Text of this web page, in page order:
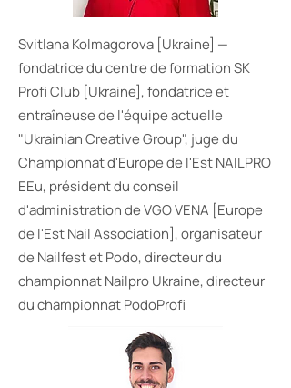
Svitlana Kolmagorova [Ukraine] —
fondatrice du centre de formation SK
Profi Club [Ukraine], fondatrice et
entraîneuse de l'équipe actuelle
"Ukrainian Creative Group", juge du
Championnat d'Europe de l'Est NAILPRO
EEu, président du conseil
d'administration de VGO VENA [Europe
de l'Est Nail Association], organisateur
de Nailfest et Podo, directeur du
championnat Nailpro Ukraine, directeur
du championnat PodoProfi